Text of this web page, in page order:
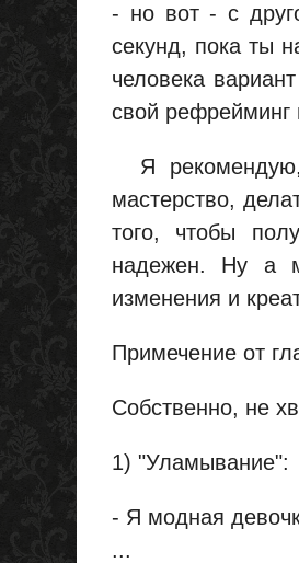
- но вот - с
секунд, пока ты
человека
свой рефрейминг
Я
мастерство,
того, чтобы
надежен. Ну а
изменения и
Примечение от
Собственно, не
1) "Уламывание":
- Я модная
...